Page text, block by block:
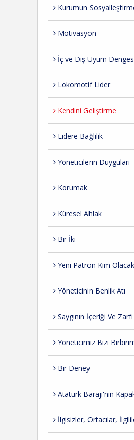
Kurumun
Motivasyon
İç ve Dış Uyum
Lokomotif Lider
Kendini Geliştirme
Lidere Bağlılık
Yöneticilerin Duyguları
Korumak
Küresel Ahlak
Bir İki
Yeni Patron Kim
Yöneticinin Benlik Atı
Saygının İçeriği Ve Zarfı
Yöneticimiz Bizi
Bir Deney
Atatürk Barajı'nın
İlgisizler, Ortacılar,